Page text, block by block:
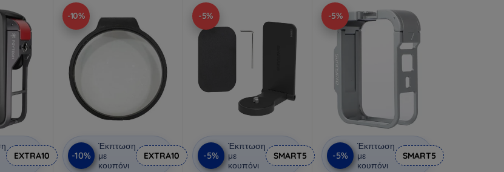
EXTRA10
-10%
-10%
Έκπτωση
με
κουπόνι
EXTRA10
-5%
-5%
Έκπτωση
με
κουπόνι
SMART5
-5%
-5%
Έκπτωση
με
κουπόνι
SMART5